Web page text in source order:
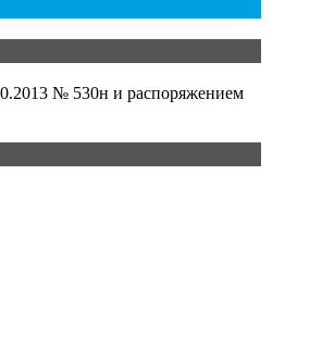
№ 530н и распоряжением